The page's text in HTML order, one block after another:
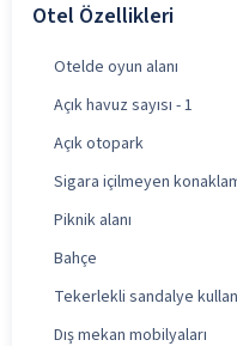
Otel Özellikleri
Otelde oyun alanı
Açık havuz sayısı - 1
Açık otopark
Sigara içilmeyen
Piknik alanı
Bahçe
Tekerlekli sandalye
Dış mekan mobilyaları